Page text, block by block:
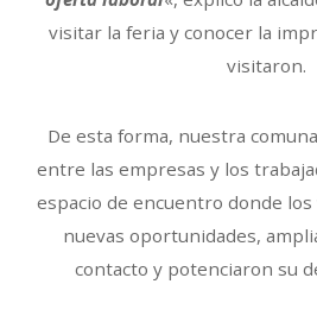
visitar la feria y conocer la
visitaron.
De esta forma, nuestra
entre las empresas y los
espacio de encuentro donde los
nuevas oportunidades,
contacto y potenciaron su